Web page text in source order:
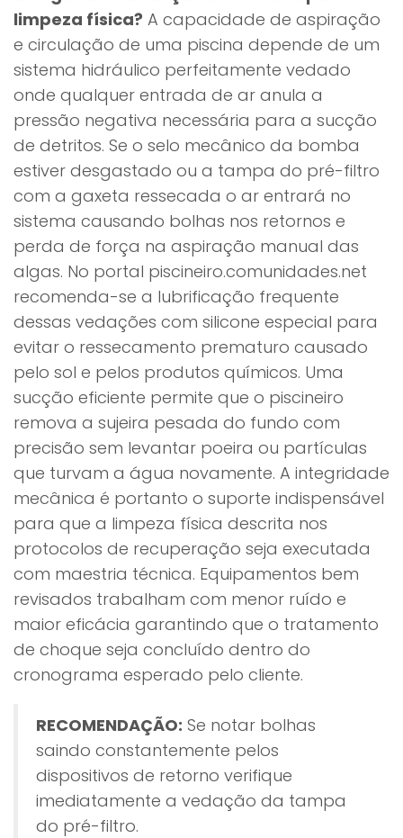
limpeza física? A capacidade de aspiração
e circulação de uma piscina depende de um
sistema hidráulico perfeitamente vedado
onde qualquer entrada de ar anula a
pressão negativa necessária para a sucção
de detritos. Se o selo mecânico da bomba
estiver desgastado ou a tampa do pré-filtro
com a gaxeta ressecada o ar entrará no
sistema causando bolhas nos retornos e
perda de força na aspiração manual das
algas. No portal piscineiro.comunidades.net
recomenda-se a lubrificação frequente
dessas vedações com silicone especial para
evitar o ressecamento prematuro causado
pelo sol e pelos produtos químicos. Uma
sucção eficiente permite que o piscineiro
remova a sujeira pesada do fundo com
precisão sem levantar poeira ou partículas
que turvam a água novamente. A integridade
mecânica é portanto o suporte indispensável
para que a limpeza física descrita nos
protocolos de recuperação seja executada
com maestria técnica. Equipamentos bem
revisados trabalham com menor ruído e
maior eficácia garantindo que o tratamento
de choque seja concluído dentro do
cronograma esperado pelo cliente.
RECOMENDAÇÃO: Se notar bolhas
saindo constantemente pelos
dispositivos de retorno verifique
imediatamente a vedação da tampa
do pré-filtro.